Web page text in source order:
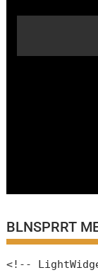
BLNSPRRT
<!--